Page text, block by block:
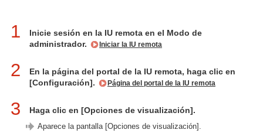
1
Inicie sesión en la IU remota en el Modo de
administrador.
Iniciar la IU remota
2
En la página del portal de la IU remota, haga clic en
[Configuración].
Página del portal de la IU remota
3 Haga clic en [Opciones de visualización].
Aparece la pantalla [Opciones de visualización].